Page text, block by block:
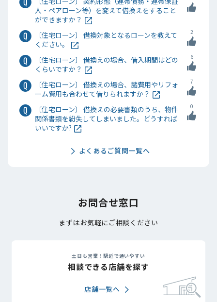
人・ペアローン等）を変えて借換えをすること
ができますか？
〔住宅ローン〕 借換対象となるローンを教えて
ください。
2
〔住宅ローン〕 借換えの場合、借入期間はどの
くらいですか？
6
〔住宅ローン〕 借換えの場合、諸費用やリフォ
ーム費用も合わせて借りられますか？
7
〔住宅ローン〕 借換えの必要書類のうち、物件
関係書類を紛失してしまいました。どうすれば
いいですか?
0
よくあるご質問一覧へ
お問合せ窓口
まずはお気軽にご相談ください
土日も営業！駅近で通いやすい
相談できる店舗を探す
店舗一覧へ